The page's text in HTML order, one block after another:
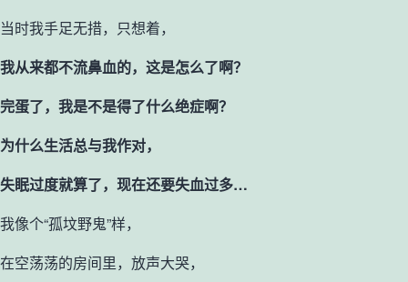
当时我手足无措，只想着，
我从来都不流鼻血的，这是怎么了啊？
完蛋了，我是不是得了什么绝症啊？
为什么生活总与我作对，
失眠过度就算了，现在还要失血过多…
我像个“孤坟野鬼”样，
在空荡荡的房间里，放声大哭，